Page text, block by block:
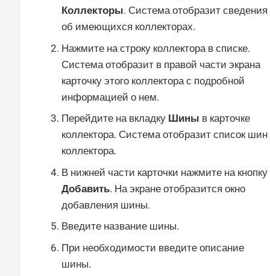
Коллекторы. Система отобразит сведения
об имеющихся коллекторах.
Нажмите на строку коллектора в списке.
Система отобразит в правой части экрана
карточку этого коллектора с подробной
информацией о нем.
Перейдите на вкладку Шины в карточке
коллектора. Система отобразит список шин
коллектора.
В нижней части карточки нажмите на кнопку
Добавить. На экране отобразится окно
добавления шины.
Введите название шины.
При необходимости введите описание
шины.